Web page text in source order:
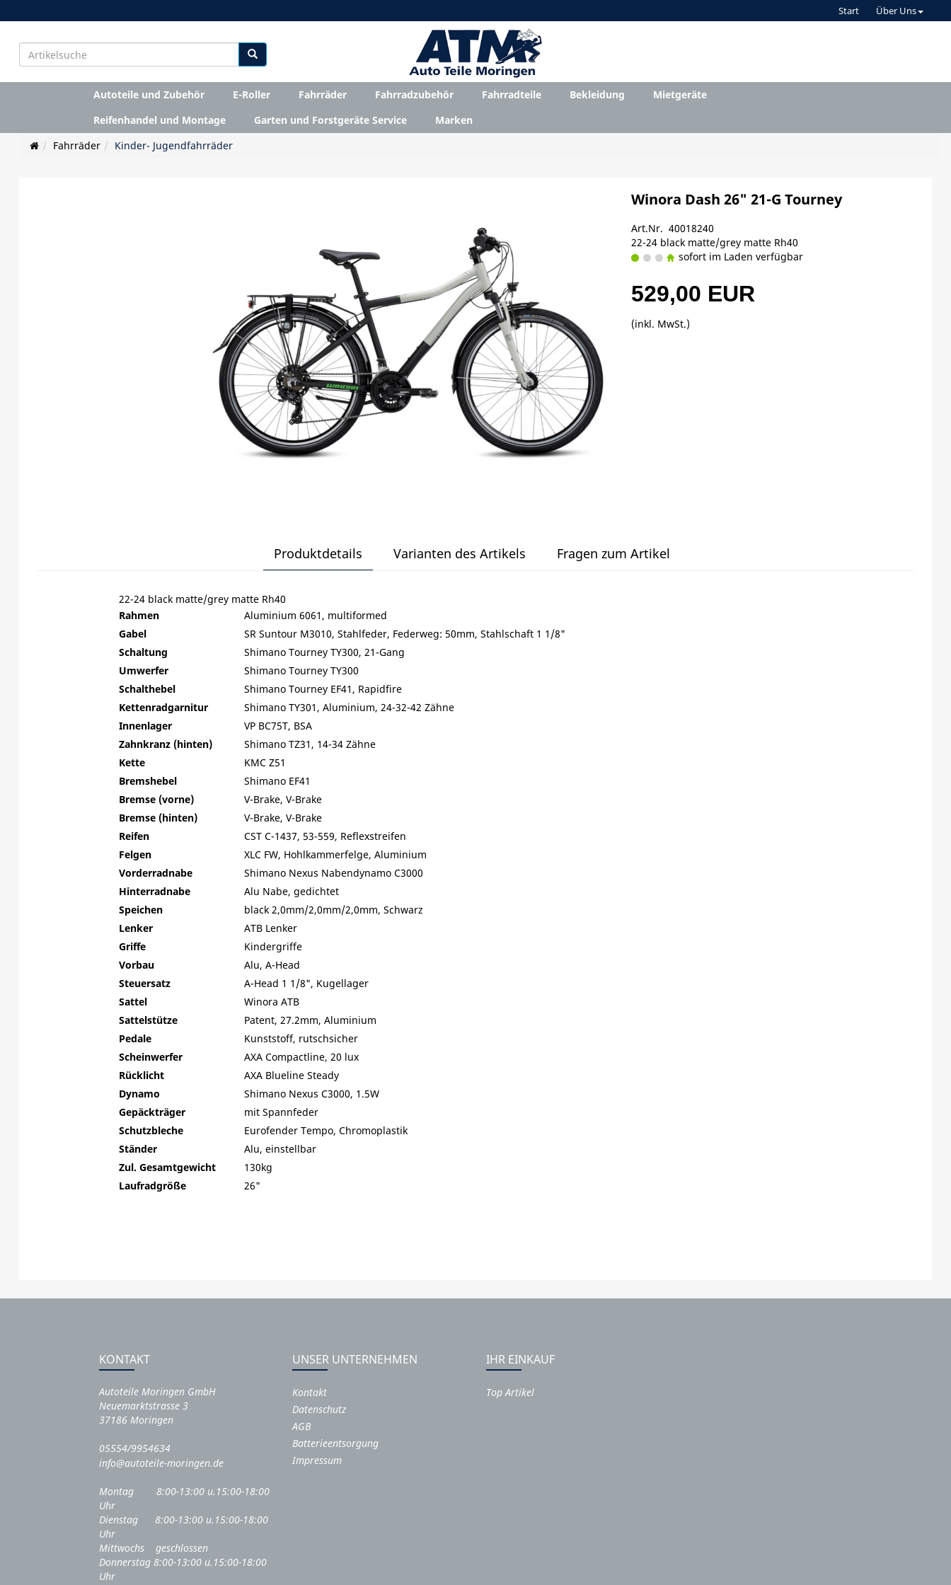
Start Über Uns
Autoteile und Zubehör E-Roller Fahrräder Fahrradzubehör Fahrradteile Bekleidung
Mietgeräte
Reifenhandel und Montage
Garten und Forstgeräte Service
Marken
Fahrräder
Kinder- Jugendfahrräder
Winora Dash 26" 21-G Tourney
Art.Nr. 40018240
22-24 black matte/grey matte Rh40
sofort im Laden verfügbar
529,00 EUR
(inkl. MwSt.)
Produktdetails Varianten des Artikels Fragen zum Artikel
22-24 black matte/grey matte Rh40
Rahmen
Aluminium 6061, multiformed
Gabel
SR Suntour M3010, Stahlfeder, Federweg: 50mm, Stahlschaft 1 1/8"
Schaltung
Shimano Tourney TY300, 21-Gang
Umwerfer
Shimano Tourney TY300
Schalthebel
Shimano Tourney EF41, Rapidfire
Kettenradgarnitur
Shimano TY301, Aluminium, 24-32-42 Zähne
Innenlager
VP BC75T, BSA
Zahnkranz (hinten)
Shimano TZ31, 14-34 Zähne
Kette
KMC Z51
Bremshebel
Shimano EF41
Bremse (vorne)
V-Brake, V-Brake
Bremse (hinten)
V-Brake, V-Brake
Reifen
CST C-1437, 53-559, Reflexstreifen
Felgen
XLC FW, Hohlkammerfelge, Aluminium
Vorderradnabe
Shimano Nexus Nabendynamo C3000
Hinterradnabe
Alu Nabe, gedichtet
Speichen
black 2,0mm/2,0mm/2,0mm, Schwarz
Lenker
ATB Lenker
Griffe
Kindergriffe
Vorbau
Alu, A-Head
Steuersatz
A-Head 1 1/8", Kugellager
Sattel
Winora ATB
Sattelstütze
Patent, 27.2mm, Aluminium
Pedale
Kunststoff, rutschsicher
Scheinwerfer
AXA Compactline, 20 lux
Rücklicht
AXA Blueline Steady
Dynamo
Shimano Nexus C3000, 1.5W
Gepäckträger
mit Spannfeder
Schutzbleche
Eurofender Tempo, Chromoplastik
Ständer
Alu, einstellbar
Zul. Gesamtgewicht
130kg
Laufradgröße
26"
KONTAKT
Autoteile Moringen GmbH
Neuemarktstrasse 3
37186 Moringen
05554/9954634
info@autoteile-moringen.de
Montag 8:00-13:00 u.15:00-18:00
Uhr
Dienstag 8:00-13:00 u.15:00-18:00
Uhr
Mittwochs geschlossen
Donnerstag 8:00-13:00 u.15:00-18:00
Uhr
UNSER UNTERNEHMEN
Kontakt
Datenschutz
AGB
Batterieentsorgung
Impressum
IHR EINKAUF
Top Artikel